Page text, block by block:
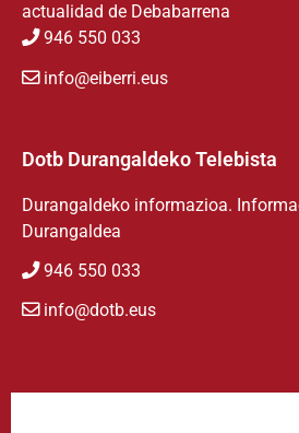
actualidad de Debabarrena
946 550 033
info@eiberri.eus
Dotb Durangaldeko Telebista
Durangaldeko informazioa.
Durangaldea
946 550 033
info@dotb.eus